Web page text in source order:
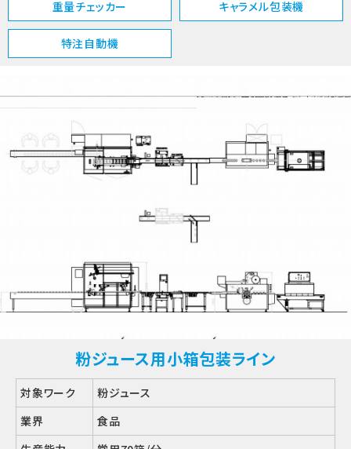
重量チェッカー キャラメル包装機
特注自動機
粉ジュース用小箱包装ライン
対象ワーク
粉ジュース
業界
食品